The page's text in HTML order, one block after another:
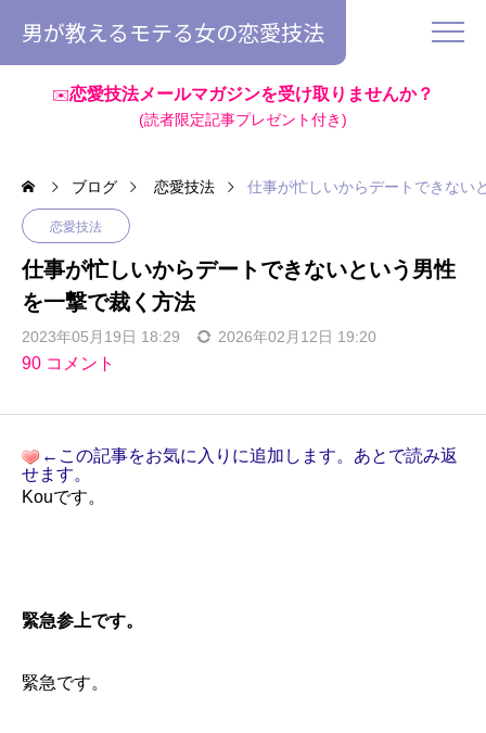
男が教えるモテる女の恋愛技法
✉️恋愛技法メールマガジンを受け取りませんか？
(読者限定記事プレゼント付き)
ブログ 恋愛技法 仕事が忙しいからデートできない
恋愛技法
仕事が忙しいからデートできないという男性
を一撃で裁く方法
2023年05月19日 18:29 2026年02月12日 19:20
90 コメント
←この記事をお気に入りに追加します。あとで読み返
せます。
Kouです。
緊急参上です。
緊急です。